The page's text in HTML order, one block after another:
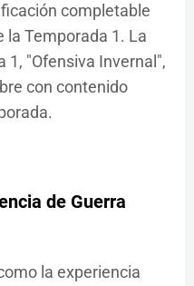
completable
la Temporada 1. La
1, "Ofensiva Invernal",
con contenido
de Guerra
la experiencia